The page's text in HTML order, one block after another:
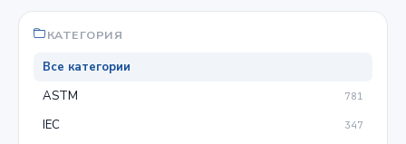
КАТЕГОРИЯ
Все категории
ASTM
781
IEC 347